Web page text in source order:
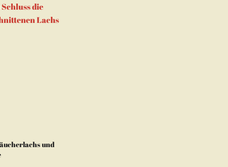
die
Lachs
und